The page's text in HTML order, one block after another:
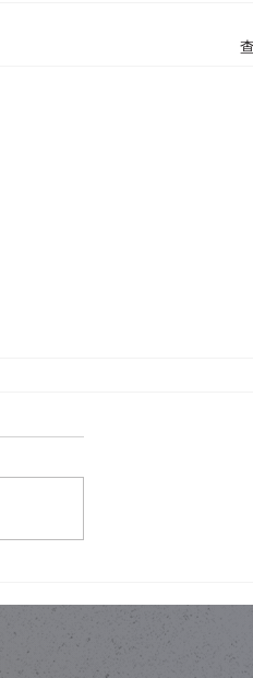
練：結構限制下的設計取捨